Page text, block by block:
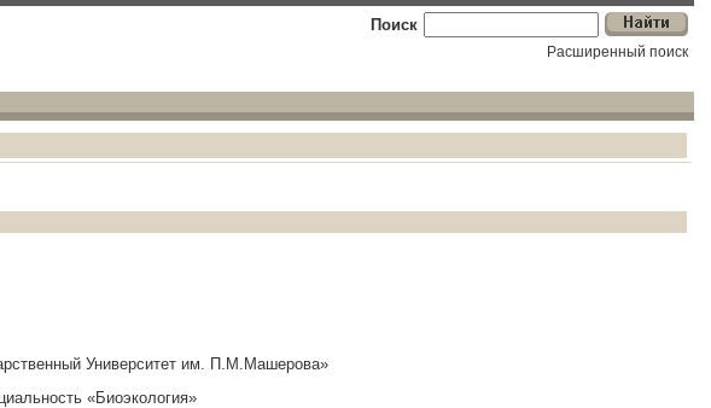
Поиск
Расширенный поиск
Университет им. П.М.Машерова»
«Биоэкология»